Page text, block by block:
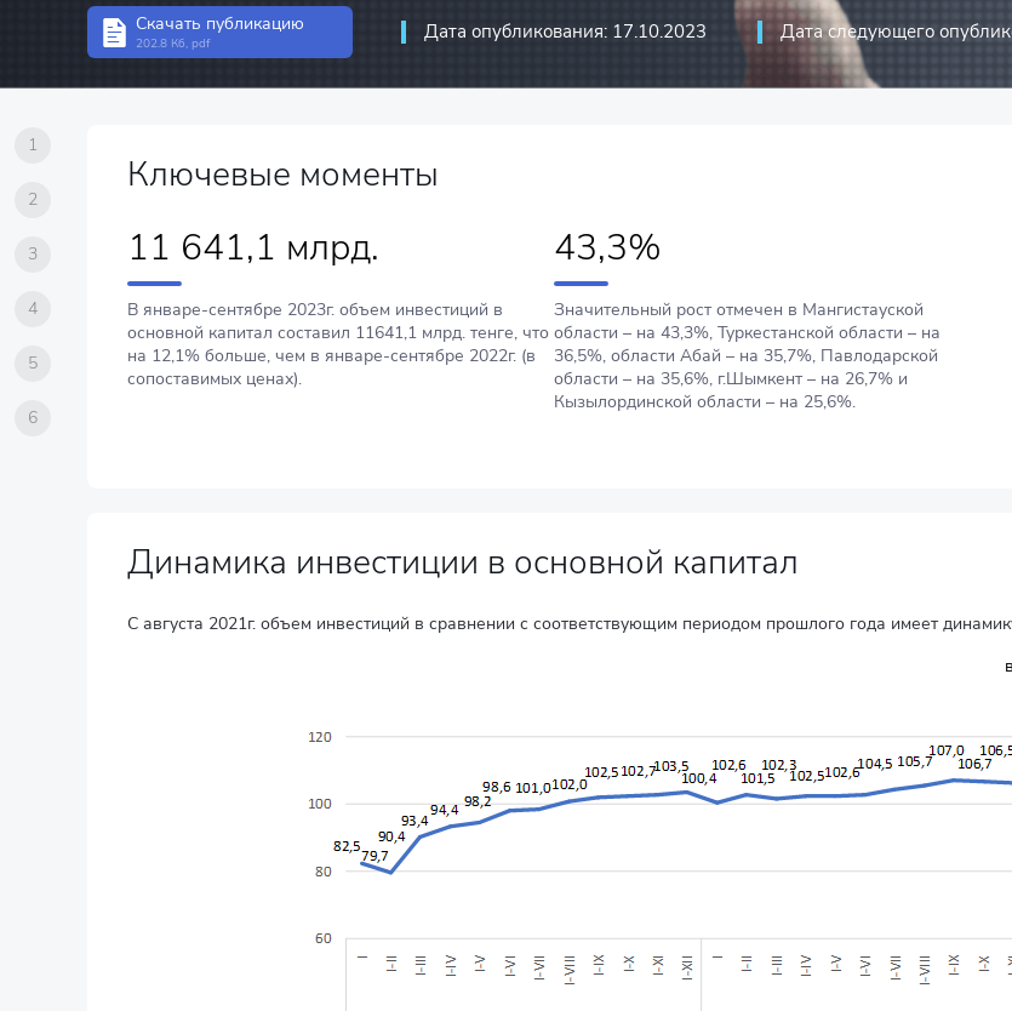
Скачать публикацию
202.8 Кб, pdf Дата опубликования: 17.10.2023 Дата следующего
1
2
3
4
5
6
Ключевые моменты
11 641,1 млрд.
В январе-сентябре 2023г. объем инвестиций в
основной капитал составил 11641,1 млрд. тенге, что
на 12,1% больше, чем в январе-сентябре 2022г. (в
сопоставимых ценах).
43,3%
Значительный рост отмечен в Мангистауской
области – на 43,3%, Туркестанской области – на
36,5%, области Абай – на 35,7%, Павлодарской
области – на 35,6%, г.Шымкент – на 26,7% и
Кызылординской области – на 25,6%.
Динамика инвестиции в основной капитал
C августа 2021г. объем инвестиций в сравнении с соответствующим периодом прошлого года имеет